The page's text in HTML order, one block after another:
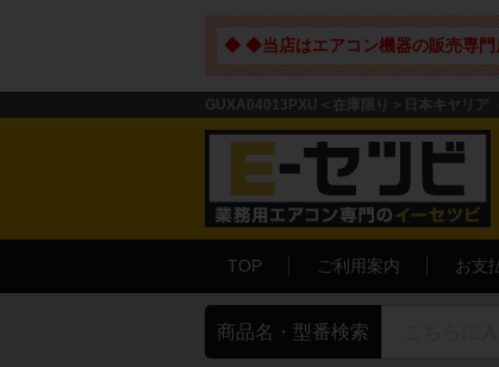
◆ ◆当店はエアコン機器の販売専門
GUXA04013PXU＜在庫限り＞日本キヤリア
TOP ご利用案内 お支
商品名・型番検索